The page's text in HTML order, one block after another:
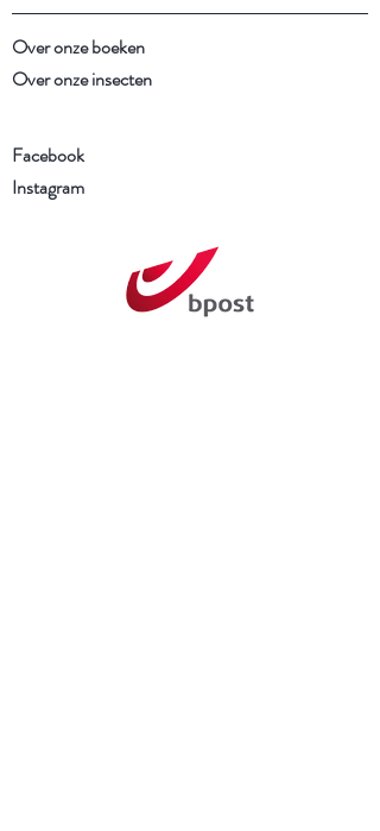
Over onze boeken
Over onze insecten
Facebook
Instagram